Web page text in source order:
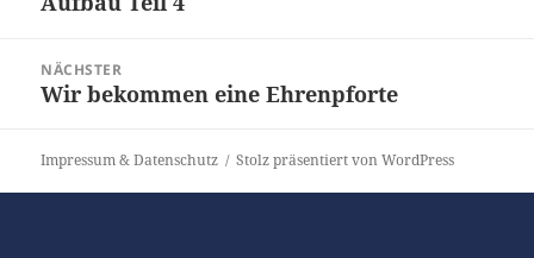
NÄCHSTER
Nächster
Wir bekommen eine Ehrenpforte
Impressum & Datenschutz Stolz präsentiert von WordPress